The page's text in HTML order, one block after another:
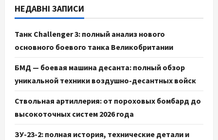
НЕДАВНІ ЗАПИСИ
Танк Challenger 3: полный анализ нового
основного боевого танка Великобритании
БМД — боевая машина десанта: полный обзор
уникальной техники воздушно-десантных войск
Ствольная артиллерия: от пороховых бомбард до
высокоточных систем 2026 года
ЗУ-23-2: полная история, технические детали и